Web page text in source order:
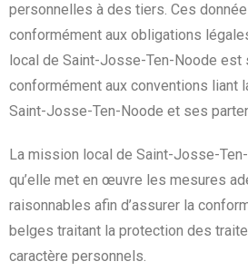
personnelles à des tiers. Ces
conformément aux obligations
local de Saint-Josse-Ten-Noode est
conformément aux conventions liant
Saint-Josse-Ten-Noode et ses
La mission local de Saint-Josse-
qu’elle met en œuvre les mesures
raisonnables afin d’assurer la
belges traitant la protection des
caractère personnels.